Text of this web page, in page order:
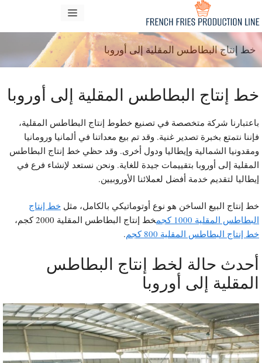
قائمة
خط إنتاج البطاطس المقلية إلى أوروبا
إنتاج البطاطس المقلية إلى أوروبا
شركة متخصصة في تصنيع خطوط إنتاج البطاطس المقلية،
نتمتع بخبرة تصدير غنية. وقد تم بيع معداتنا في ألمانيا ورومانيا
الشمالية وإيطاليا ودول أخرى. وقد حظي خط إنتاج البطاطس
إلى أوروبا بتقييمات جيدة للغاية. ونحن نستعد لإنشاء فرع في
لتقديم خدمة أفضل لعملائنا الأوروبيين.
إنتاج البيع الساخن هو نوع أوتوماتيكي بالكامل، مثل خط إنتاج
المقلية 1000 كجم
خط إنتاج البطاطس المقلية 2000 كجم،
إنتاج البطاطس المقلية 800 كجم
.
حالة لخط إنتاج البطاطس
إلى أوروبا